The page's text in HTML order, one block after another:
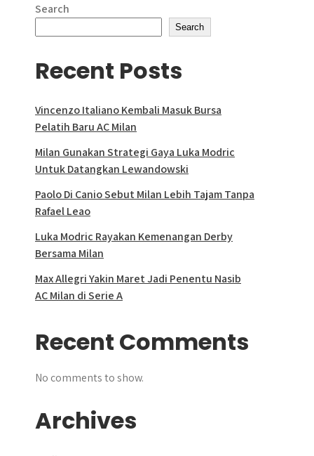
Search
Search
Recent Posts
Vincenzo Italiano Kembali Masuk Bursa
Pelatih Baru AC Milan
Milan Gunakan Strategi Gaya Luka Modric
Untuk Datangkan Lewandowski
Paolo Di Canio Sebut Milan Lebih Tajam Tanpa
Rafael Leao
Luka Modric Rayakan Kemenangan Derby
Bersama Milan
Max Allegri Yakin Maret Jadi Penentu Nasib
AC Milan di Serie A
Recent Comments
No comments to show.
Archives